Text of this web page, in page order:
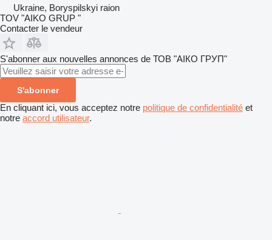
Ukraine, Boryspilskyi raion
TOV "AIKO GRUP "
Contacter le vendeur
S'abonner aux nouvelles annonces de ТОВ "АІКО ГРУП"
S'abonner
En cliquant ici, vous acceptez notre politique de confidentialité et
notre accord utilisateur.